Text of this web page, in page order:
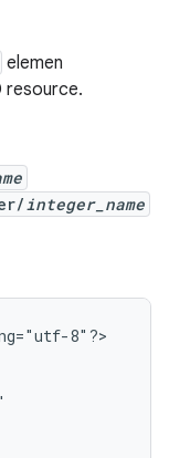
elemen
resource.
integer_name
8"?>